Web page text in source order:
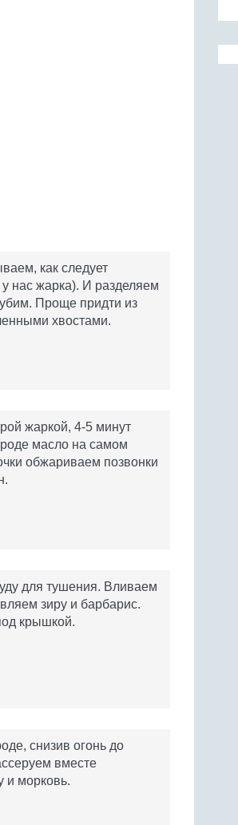
как следует
нас жарка). И разделяем
Проще придти из
хвостами.
жаркой, 4-5 минут
масло на самом
обжариваем позвонки
для тушения. Вливаем
зиру и барбарис.
крышкой.
снизив огонь до
вместе
и морковь.